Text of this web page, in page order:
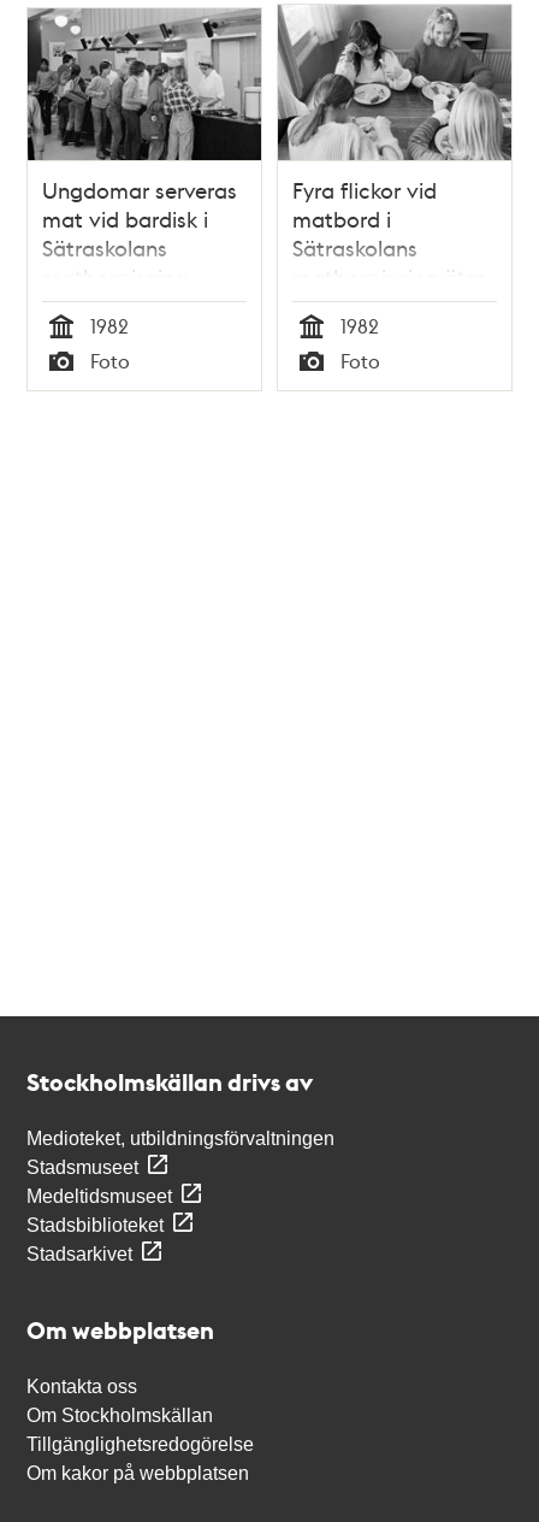
Ungdomar serveras
mat vid bardisk i
Sätraskolans
matbespisning.
Tid
1982
Typ
Foto
Fyra flickor vid
matbord i
Sätraskolans
matbespisning äter
korv och
potatismos.
Tid
1982
Typ
Foto
Stockholmskällan drivs av
Medioteket, utbildningsförvaltningen
Stadsmuseet
Medeltidsmuseet
Stadsbiblioteket
Stadsarkivet
Om webbplatsen
Kontakta oss
Om Stockholmskällan
Tillgänglighetsredogörelse
Om kakor på webbplatsen